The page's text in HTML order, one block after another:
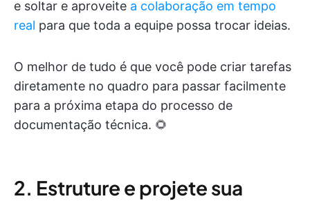
e soltar e aproveite a colaboração em tempo
real para que toda a equipe possa trocar ideias.
O melhor de tudo é que você pode criar tarefas
diretamente no quadro para passar facilmente
para a próxima etapa do processo de
documentação técnica. 🌻
2. Estruture e projete sua